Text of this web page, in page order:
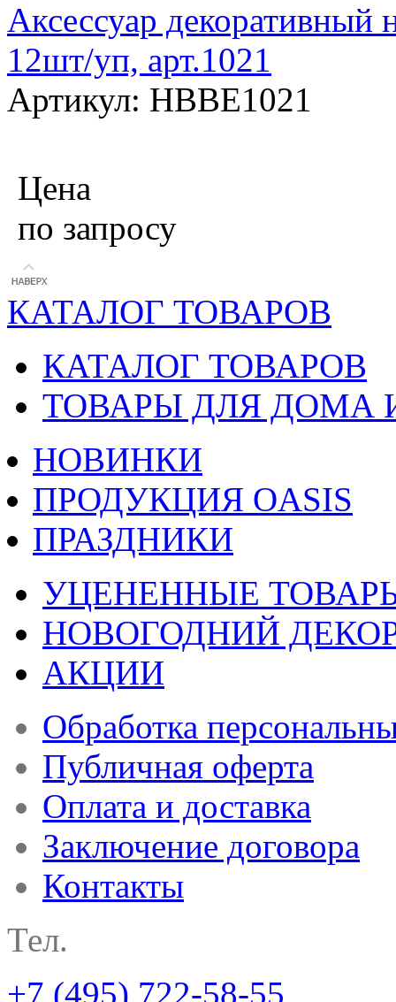
Аксессуар декоративный
12шт/уп, арт.1021
Артикул: HBBE1021
Цена
по запросу
КАТАЛОГ ТОВАРОВ
КАТАЛОГ ТОВАРОВ
ТОВАРЫ ДЛЯ ДОМА
НОВИНКИ
ПРОДУКЦИЯ OASIS
ПРАЗДНИКИ
УЦЕНЕННЫЕ
НОВОГОДНИЙ
АКЦИИ
Обработка
Публичная оферта
Оплата и доставка
Заключение договора
Контакты
Тел.
+7 (495) 722-58-55